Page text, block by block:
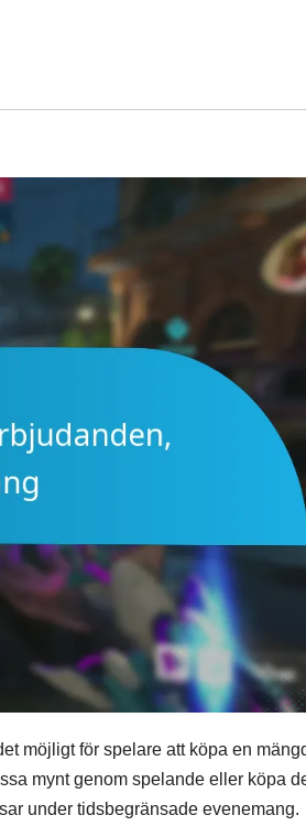
möjligt för spelare att köpa en
mynt genom spelande eller köpa
under tidsbegränsade evenemang.